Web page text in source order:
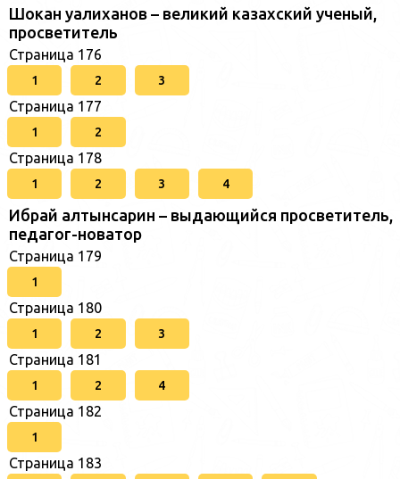
Шокан уалиханов – великий казахский ученый,
просветитель
Страница 176
1 2 3
Страница 177
1 2
Страница 178
1 2 3 4
Ибрай алтынсарин – выдающийся просветитель,
педагог-новатор
Страница 179
1
Страница 180
1 2 3
Страница 181
1 2 4
Страница 182
1
Страница 183